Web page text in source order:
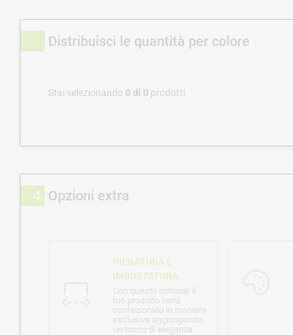
Distribuisci le quantità per colore
Stai selezionando 0 di 0 prodotti
4 Opzioni extra
PIEGATURA E
IMBUSTATURA
Con questo optional il
tuo prodotto verrà
confezionato in maniera
esclusiva aggiungendo
un tocco di eleganza.